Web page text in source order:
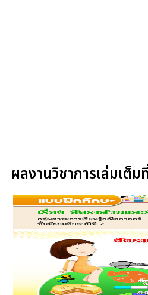
ผลงานวิชาการเล่มเต็ม